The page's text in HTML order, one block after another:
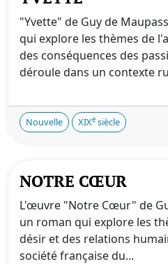
"Yvette" de Guy de
qui explore les thèmes de
des conséquences des
déroule dans un contexte
Nouvelle XIXe siècle
NOTRE CŒUR
L'œuvre "Notre Cœur" de
un roman qui explore les
désir et des relations
société française du...